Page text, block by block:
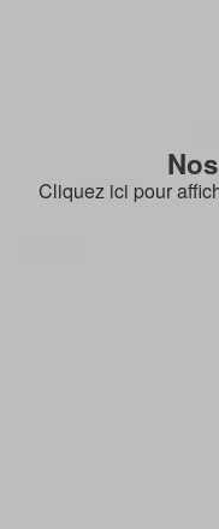
Cliquez ici pour